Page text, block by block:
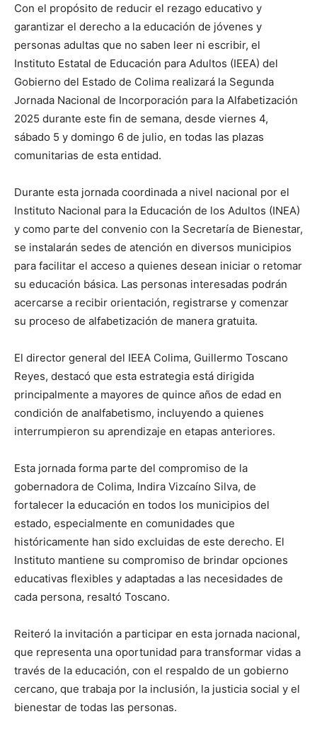
Con el propósito de reducir el rezago educativo y
garantizar el derecho a la educación de jóvenes y
personas adultas que no saben leer ni escribir, el
Instituto Estatal de Educación para Adultos (IEEA) del
Gobierno del Estado de Colima realizará la Segunda
Jornada Nacional de Incorporación para la Alfabetización
2025 durante este fin de semana, desde viernes 4,
sábado 5 y domingo 6 de julio, en todas las plazas
comunitarias de esta entidad.
Durante esta jornada coordinada a nivel nacional por el
Instituto Nacional para la Educación de los Adultos (INEA)
y como parte del convenio con la Secretaría de Bienestar,
se instalarán sedes de atención en diversos municipios
para facilitar el acceso a quienes desean iniciar o retomar
su educación básica. Las personas interesadas podrán
acercarse a recibir orientación, registrarse y comenzar
su proceso de alfabetización de manera gratuita.
El director general del IEEA Colima, Guillermo Toscano
Reyes, destacó que esta estrategia está dirigida
principalmente a mayores de quince años de edad en
condición de analfabetismo, incluyendo a quienes
interrumpieron su aprendizaje en etapas anteriores.
Esta jornada forma parte del compromiso de la
gobernadora de Colima, Indira Vizcaíno Silva, de
fortalecer la educación en todos los municipios del
estado, especialmente en comunidades que
históricamente han sido excluidas de este derecho. El
Instituto mantiene su compromiso de brindar opciones
educativas flexibles y adaptadas a las necesidades de
cada persona, resaltó Toscano.
Reiteró la invitación a participar en esta jornada nacional,
que representa una oportunidad para transformar vidas a
través de la educación, con el respaldo de un gobierno
cercano, que trabaja por la inclusión, la justicia social y el
bienestar de todas las personas.